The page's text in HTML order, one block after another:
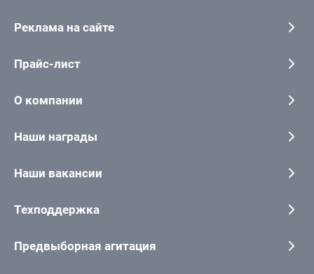
Реклама на сайте
Прайс-лист
О компании
Наши награды
Наши вакансии
Техподдержка
Предвыборная агитация